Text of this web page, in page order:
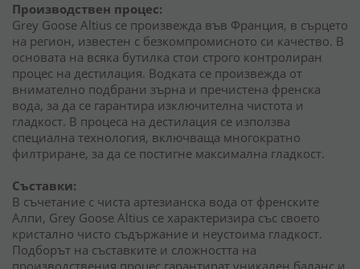
Производствен процес:
Grey Goose Altius се произвежда във Франция, в сърцето
на регион, известен с безкомпромисното си качество. В
основата на всяка бутилка стои строго контролиран
процес на дестилация. Водката се произвежда от
внимателно подбрани зърна и пречистена френска
вода, за да се гарантира изключителна чистота и
гладкост. В процеса на дестилация се използва
специална технология, включваща многократно
филтриране, за да се постигне максимална гладкост.
Съставки:
В съчетание с чиста артезианска вода от френските
Алпи, Grey Goose Altius се характеризира със своето
кристално чисто съдържание и неустоима гладкост.
Подборът на съставките и сложността на
производствения процес гарантират уникален баланс и